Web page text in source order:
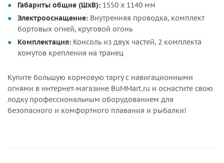
Габариты общие (ШхВ): 1550 х 1140 мм
Электрооснащение: Внутренняя проводка, комплект
бортовых огней, круговой огонь
Комплектация: Консоль из двух частей, 2 комплекта
хомутов крепления на транец
Купите большую кормовую таргу с навигационными
огнями в интернет-магазине BuMMart.ru и оснастите свою
лодку профессиональным оборудованием для
безопасного и комфортного плавания и рыбалки!